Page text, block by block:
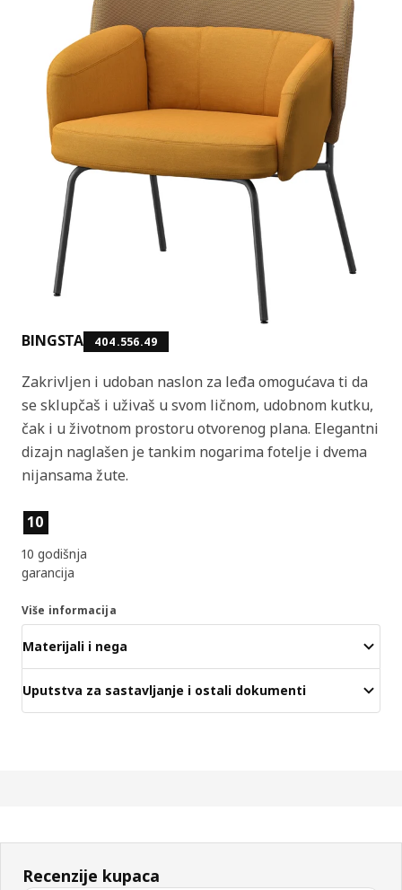
BINGSTA 404.556.49
Zakrivljen i udoban naslon za leđa omogućava ti da
se sklupčaš i uživaš u svom ličnom, udobnom kutku,
čak i u životnom prostoru otvorenog plana. Elegantni
dizajn naglašen je tankim nogarima fotelje i dvema
nijansama žute.
Funkcije proizvoda
10
10 godišnja
garancija
Više informacija
Materijali i nega
Uputstva za sastavljanje i ostali dokumenti
Recenzije kupaca